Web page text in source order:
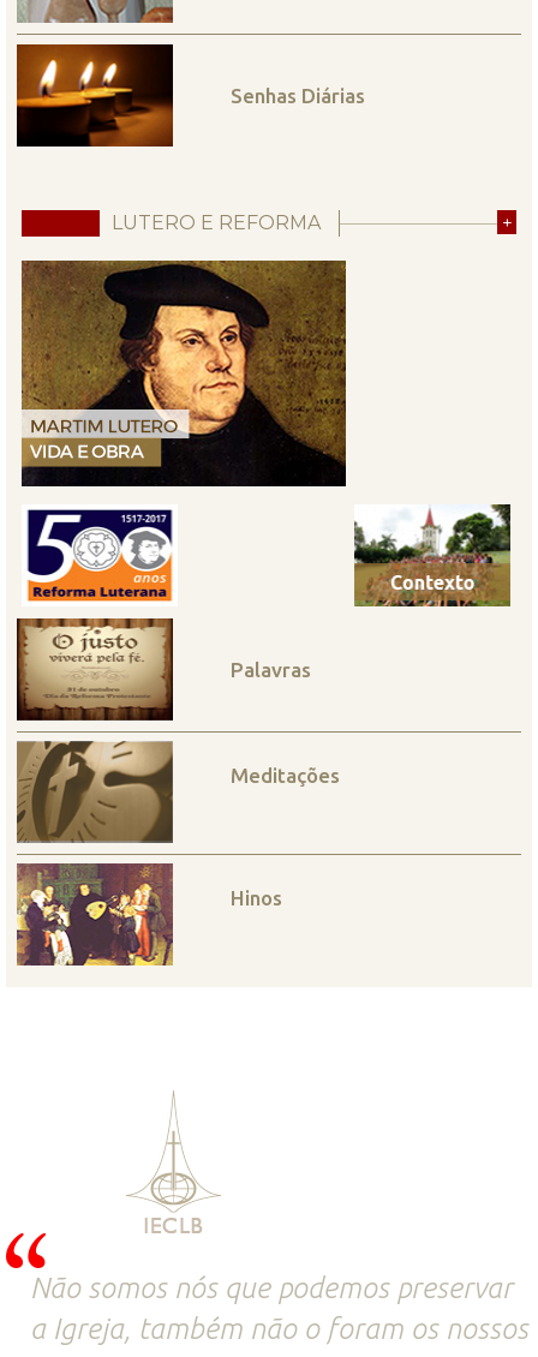
Senhas Diárias
LUTERO E REFORMA +
Palavras
Meditações
Hinos
Não somos nós que podemos preservar
a Igreja, também não o foram os nossos